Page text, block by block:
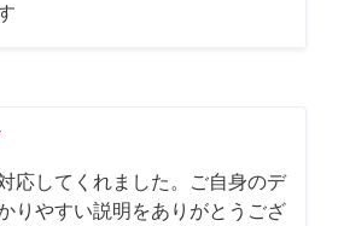
応してくれました。ご自身のデ
りやすい説明をありがとうござ